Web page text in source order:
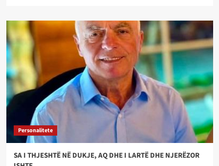
Personalitete
SA I THJESHTË NË DUKJE, AQ DHE I LARTË DHE NJERËZOR